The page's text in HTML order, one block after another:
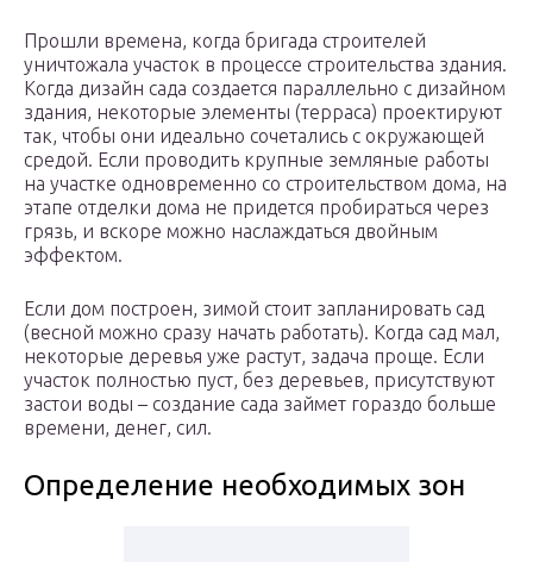
Прошли времена, когда бригада строителей
уничтожала участок в процессе строительства здания.
Когда дизайн сада создается параллельно с дизайном
здания, некоторые элементы (терраса) проектируют
так, чтобы они идеально сочетались с окружающей
средой. Если проводить крупные земляные работы
на участке одновременно со строительством дома, на
этапе отделки дома не придется пробираться через
грязь, и вскоре можно наслаждаться двойным
эффектом.
Если дом построен, зимой стоит запланировать сад
(весной можно сразу начать работать). Когда сад мал,
некоторые деревья уже растут, задача проще. Если
участок полностью пуст, без деревьев, присутствуют
застои воды – создание сада займет гораздо больше
времени, денег, сил.
Определение необходимых зон